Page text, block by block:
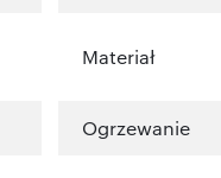
Materiał
Ogrzewanie